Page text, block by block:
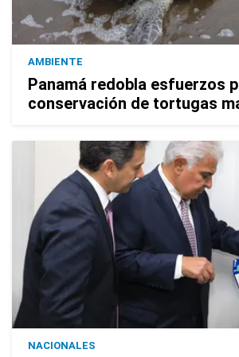
AMBIENTE
Panamá redobla esfuerzos
conservación de tortugas
NACIONALES